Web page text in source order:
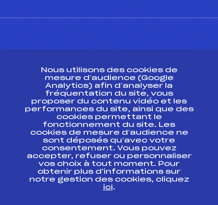
Ressources
Pass’Neige
Projet sportif fédéral
Projet de performance fédéral
Antidopage
Pôle Développement, Formation, Suivi
Scientifique
Listes ministérielles
Pôle vie de l’athlète
Enseignement professionnel
Nous utilisons des cookies de
mesure d’audience (Google
Analytics) afin d’analyser la
fréquentation du site, vous
proposer du contenu vidéo et les
performances du site, ainsi que des
cookies permettant le
fonctionnement du site. Les
cookies de mesure d’audience ne
sont déposés qu’avec votre
consentement. Vous pouvez
accepter, refuser ou personnaliser
vos choix à tout moment. Pour
obtenir plus d'informations sur
notre gestion des cookies, cliquez
ici.